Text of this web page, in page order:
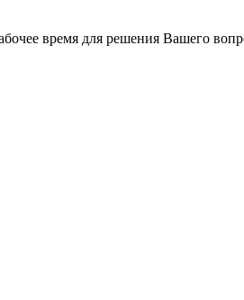
время для решения Вашего